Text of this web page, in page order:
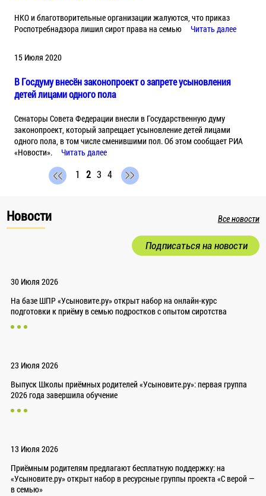
НКО и благотворительные организации жалуются, что приказ
Роспотребнадзора лишил сирот права на семью
Читать далее
15 Июля 2020
В Госдуму внесён законопроект о запрете усыновления
детей лицами одного пола
Сенаторы Совета Федерации внесли в Государственную думу
законопроект, который запрещает усыновление детей лицами
одного пола, в том числе сменившими пол. Об этом сообщает РИА
«Новости».
Читать далее
1 2 3 4
Новости Все новости
Подписаться на новости
30 Июля 2026
На базе ШПР «Усыновите.ру» открыт набор на онлайн-курс
подготовки к приёму в семью подростков с опытом сиротства
23 Июля 2026
Выпуск Школы приёмных родителей «Усыновите.ру»: первая группа
2026 года завершила обучение
13 Июля 2026
Приёмным родителям предлагают бесплатную поддержку: на
«Усыновите.ру» открыт набор в ресурсные группы проекта «С верой —
в семью»